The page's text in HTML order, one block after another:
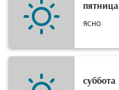
пятница
ясно
суббота